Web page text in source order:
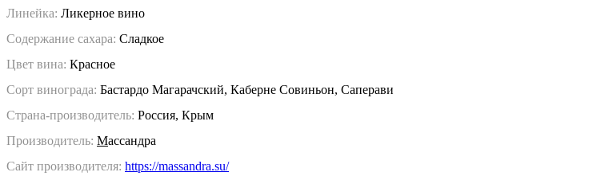
Линейка: Ликерное вино
Содержание сахара: Сладкое
Цвет вина: Красное
Сорт винограда: Бастардо Магарачский, Каберне Совиньон, Саперави
Страна-производитель: Россия, Крым
Производитель: Массандра
Сайт производителя: https://massandra.su/